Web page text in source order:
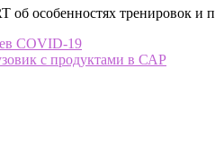
об особенностях тренировок и
COVID-19
с продуктами в САР